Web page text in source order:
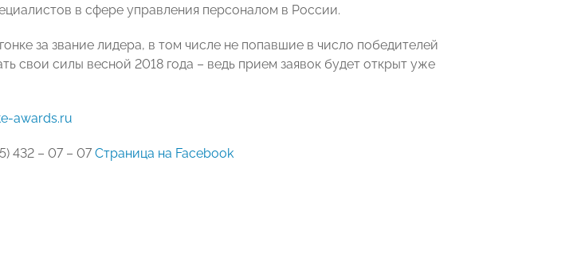
в сфере управления персоналом в России.
за звание лидера, в том числе не попавшие в число победителей
свои силы весной 2018 года – ведь прием заявок будет открыт уже
awards.ru
432 – 07 – 07 Страница на Facebook